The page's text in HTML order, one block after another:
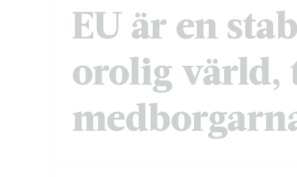
EU är en
orolig värld,